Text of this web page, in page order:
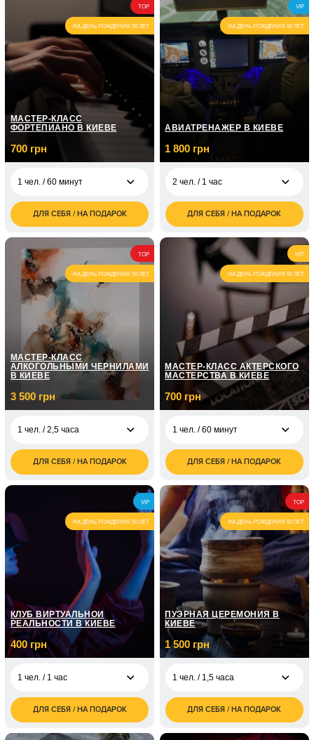
950
грн
6 чел. / 2 часа
грн
TOP
НА ДЕНЬ РОЖДЕНИЯ 50 ЛЕТ
МАСТЕР-КЛАСС
ФОРТЕПИАНО В КИЕВЕ
700 грн
1 чел. / 60 минут
грн
1 чел. / Курс
фортепиано / 8
занятий по 1 часу
5 050
грн
1 чел. / Курс
фортепиано / 12
занятий по 1 часу
ДЛЯ СЕБЯ / НА ПОДАРОК
VIP
НА ДЕНЬ РОЖДЕНИЯ 50 ЛЕТ
АВИАТРЕНАЖЕР В КИЕВЕ
1 800 грн
2 чел. / 1 час
1 800
грн
ДЛЯ СЕБЯ / НА ПОДАРОК
TOP
НА ДЕНЬ РОЖДЕНИЯ 50 ЛЕТ
МАСТЕР-КЛАСС
АЛКОГОЛЬНЫМИ ЧЕРНИЛАМИ
В КИЕВЕ
3 500 грн
1 чел. / 2,5 часа
3 500
грн
7 000
грн
ДЛЯ СЕБЯ / НА ПОДАРОК
HIT
НА ДЕНЬ РОЖДЕНИЯ 50 ЛЕТ
МАСТЕР-КЛАСС АКТЕРСКОГО
МАСТЕРСТВА В КИЕВЕ
700 грн
1 чел. / 60 минут
грн
1 чел. / 8 занятий по
1 часу
4 350
грн
1 чел. / 12 занятий по
1 часу
7 150
грн
1 чел. / 3 занятия
2 100
грн
ДЛЯ СЕБЯ / НА ПОДАРОК
VIP
НА ДЕНЬ РОЖДЕНИЯ 50 ЛЕТ
КЛУБ ВИРТУАЛЬНОЙ
РЕАЛЬНОСТИ В КИЕВЕ
400 грн
1 чел. / 1 час
грн
ДЛЯ СЕБЯ / НА ПОДАРОК
TOP
НА ДЕНЬ РОЖДЕНИЯ 50 ЛЕТ
ПУЭРНАЯ ЦЕРЕМОНИЯ В
КИЕВЕ
1 500 грн
1 чел. / 1,5 часа
1 500
грн
ДЛЯ СЕБЯ / НА ПОДАРОК